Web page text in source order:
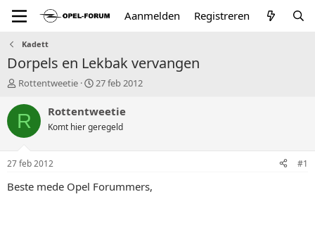
Aanmelden Registreren
Kadett
Dorpels en Lekbak vervangen
T
p
t
a
r
Rottentweetie
S
a
t
u
27 feb 2012
R Rottentweetie
Komt hier geregeld
27 feb 2012 #1
Beste mede Opel Forummers,